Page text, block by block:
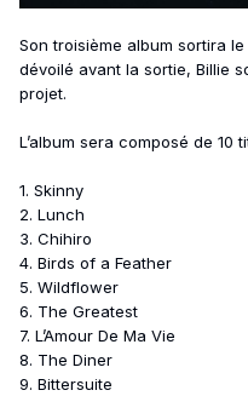
Son troisième album sortira le
dévoilé avant la sortie, Billie
projet.
L’album sera composé de 10
1. Skinny
2. Lunch
3. Chihiro
4. Birds of a Feather
5. Wildflower
6. The Greatest
7. L’Amour De Ma Vie
8. The Diner
9. Bittersuite